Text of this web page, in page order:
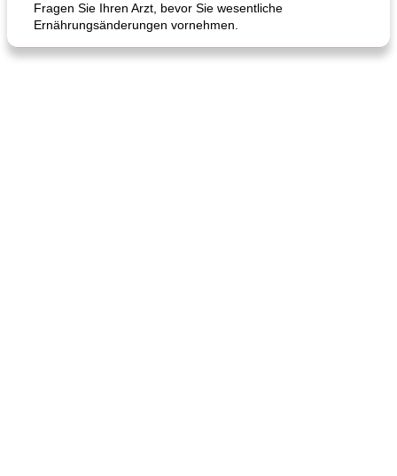
Fragen Sie Ihren Arzt, bevor Sie wesentliche
Ernährungsänderungen vornehmen.